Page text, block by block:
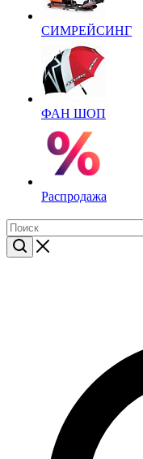
СИМРЕЙСИНГ
ФАН ШОП
Распродажа